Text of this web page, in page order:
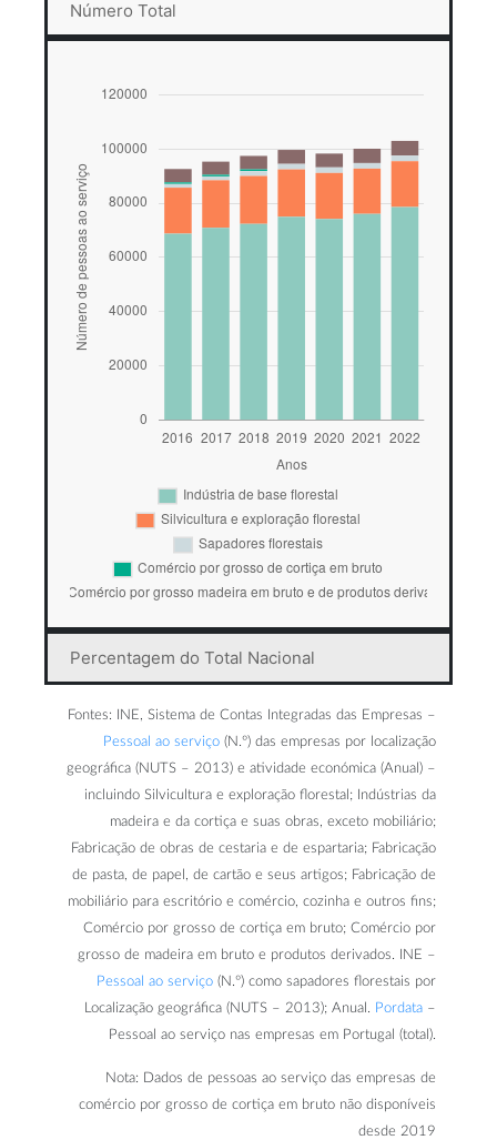
Número Total
Percentagem do Total Nacional
Fontes: INE, Sistema de Contas Integradas das Empresas –
Pessoal ao serviço (N.º) das empresas por localização
geográfica (NUTS – 2013) e atividade económica (Anual) –
incluindo Silvicultura e exploração florestal; Indústrias da
madeira e da cortiça e suas obras, exceto mobiliário;
Fabricação de obras de cestaria e de espartaria; Fabricação
de pasta, de papel, de cartão e seus artigos; Fabricação de
mobiliário para escritório e comércio, cozinha e outros fins;
Comércio por grosso de cortiça em bruto; Comércio por
grosso de madeira em bruto e produtos derivados. INE –
Pessoal ao serviço (N.º) como sapadores florestais por
Localização geográfica (NUTS – 2013); Anual. Pordata –
Pessoal ao serviço nas empresas em Portugal (total).
Nota: Dados de pessoas ao serviço das empresas de
comércio por grosso de cortiça em bruto não disponíveis
desde 2019